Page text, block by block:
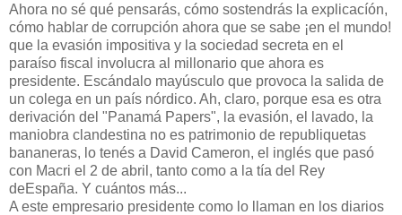
Ahora no sé qué pensarás, cómo sostendrás la explicacíón,
cómo hablar de corrupción ahora que se sabe ¡en el mundo!
que la evasión impositiva y la sociedad secreta en el
paraíso fiscal involucra al millonario que ahora es
presidente. Escándalo mayúsculo que provoca la salida de
un colega en un país nórdico. Ah, claro, porque esa es otra
derivación del "Panamá Papers", la evasión, el lavado, la
maniobra clandestina no es patrimonio de republiquetas
bananeras, lo tenés a David Cameron, el inglés que pasó
con Macri el 2 de abril, tanto como a la tía del Rey
deEspaña. Y cuántos más...
A este empresario presidente como lo llaman en los diarios